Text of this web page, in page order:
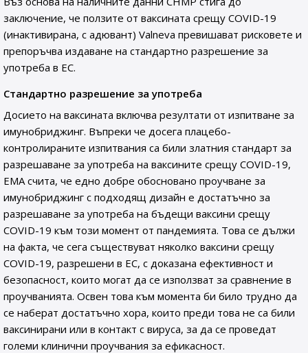
заключение, че ползите от ваксината срещу COVID-19
(инактивирана, с адювант) Valneva превишават рисковете и
препоръчва издаване на стандартно разрешение за
употреба в ЕС.
Стандартно разрешение за употреба
Досието на ваксината включва резултати от изпитване за
имунобриджинг. Въпреки че досега плацебо-
контролираните изпитвания са били златния стандарт за
разрешаване за употреба на ваксините срещу COVID-19,
EMA счита, че едно добре обосновано проучване за
имунобриджинг с подходящ дизайн е достатъчно за
разрешаване за употреба на бъдещи ваксини срещу
COVID-19 към този момент от пандемията. Това се дължи
на факта, че сега съществуват няколко ваксини срещу
COVID-19, разрешени в ЕС, с доказана ефективност и
безопасност, които могат да се използват за сравнение в
проучванията. Освен това към момента би било трудно да
се наберат достатъчно хора, които преди това не са били
ваксинирани или в контакт с вируса, за да се проведат
големи клинични проучвания за ефикасност.